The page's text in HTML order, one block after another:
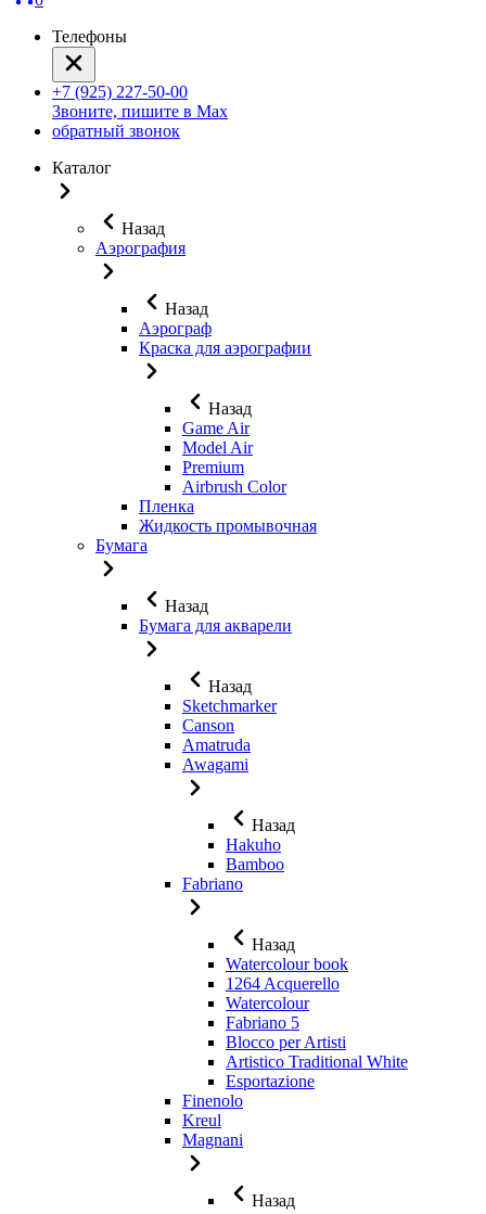
Телефоны
+7 (925) 227-50-00
Звоните, пишите в Max
обратный звонок
Каталог
Назад
Аэрография
Назад
Аэрограф
Краска для аэрографии
Назад
Game Air
Model Air
Premium
Airbrush Color
Пленка
Жидкость промывочная
Бумага
Назад
Бумага для акварели
Назад
Sketchmarker
Canson
Amatruda
Awagami
Назад
Hakuho
Bamboo
Fabriano
Назад
Watercolour book
1264 Acquerello
Watercolour
Fabriano 5
Blocco per Artisti
Artistico Traditional White
Esportazione
Finenolo
Kreul
Magnani
Назад